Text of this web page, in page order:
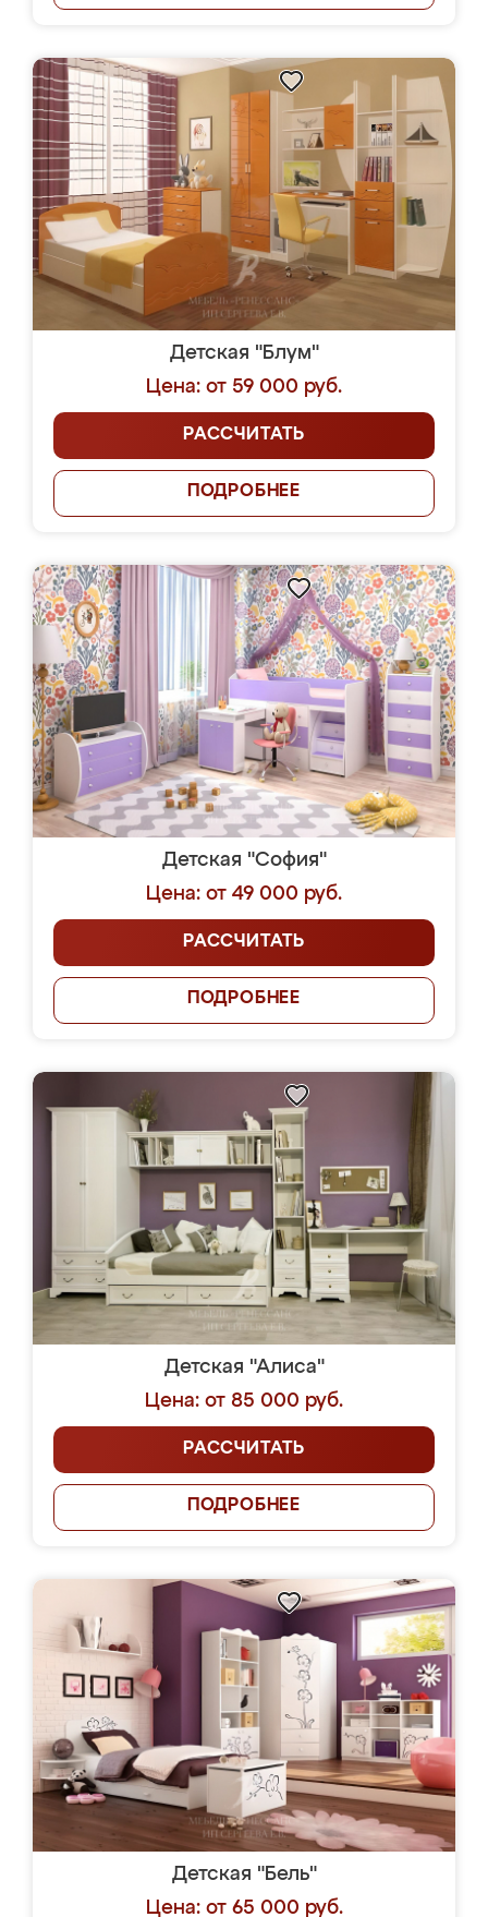
Детская "Блум"
Цена: от 59 000 руб.
РАССЧИТАТЬ
ПОДРОБНЕЕ
Детская "София"
Цена: от 49 000 руб.
РАССЧИТАТЬ
ПОДРОБНЕЕ
Детская "Алиса"
Цена: от 85 000 руб.
РАССЧИТАТЬ
ПОДРОБНЕЕ
Детская "Бель"
Цена: от 65 000 руб.